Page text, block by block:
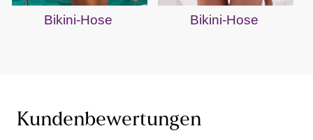
Bikini-Hose Bikini-Hose
Kundenbewertungen